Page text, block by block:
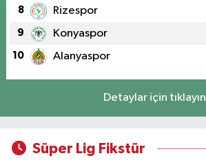
8 Rizespor
9 Konyaspor
10 Alanyaspor
Detaylar için tıklayın
Süper Lig Fikstür